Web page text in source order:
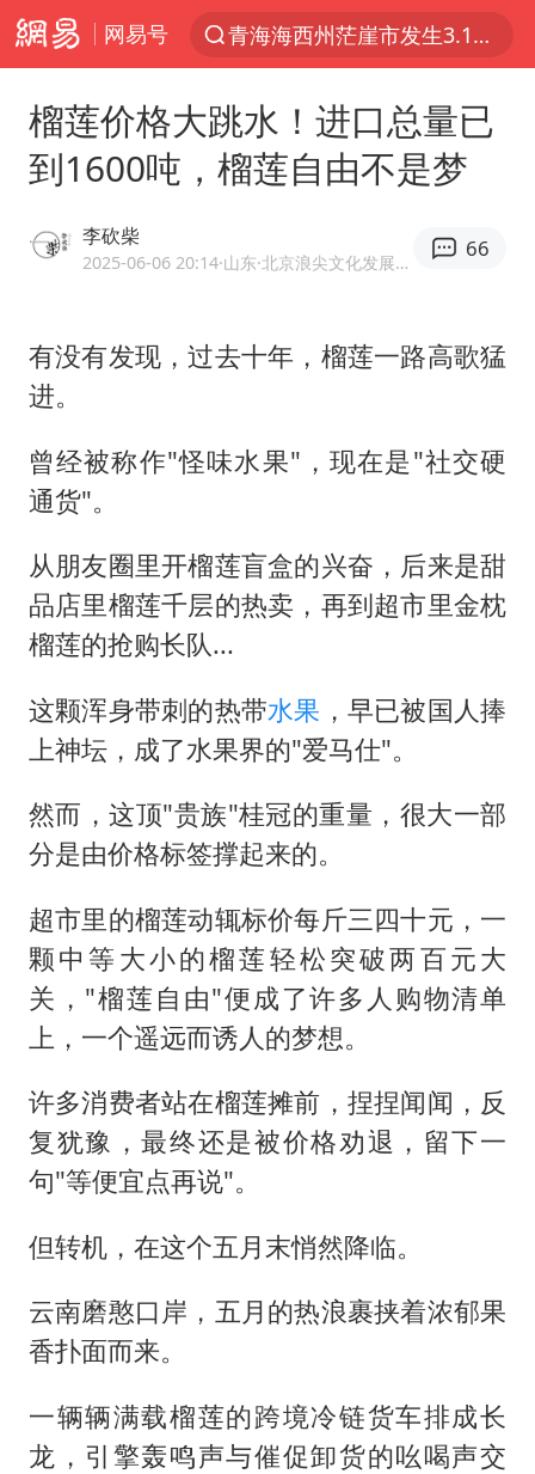
网易号
青海海西州茫崖市发生3.1级地震
我国编制完成新版全月地质图
台风白海豚登陆地点更新
台风白海豚进入48小时警戒线
24小时不关空调 电费会更低吗
村民谈“梅姨”：叫的其实是“媒姨”
法国下周开始禁止未经同意的电话营销
贵州轮胎子公司获美国退税8136万
CIA被曝已秘密设立古巴工作组
萧敬腾：不忍心让妻子承受生育的苦
奋进开新局 实干挑大梁
榴莲价格大跳水！进口总量已
到1600吨，榴莲自由不是梦
李砍柴
2025-06-06 20:14·山东 ·北京浪尖文化发展有限公司创始人兼CEO
66
有没有发现，过去十年，榴莲一路高歌猛
进。
曾经被称作"怪味水果"，现在是"社交硬
通货"。
从朋友圈里开榴莲盲盒的兴奋，后来是甜
品店里榴莲千层的热卖，再到超市里金枕
榴莲的抢购长队...
这颗浑身带刺的热带水果 ，早已被国人捧
上神坛，成了水果界的"爱马仕"。
然而，这顶"贵族"桂冠的重量，很大一部
分是由价格标签撑起来的。
超市里的榴莲动辄标价每斤三四十元，一
颗中等大小的榴莲轻松突破两百元大
关，"榴莲自由"便成了许多人购物清单
上，一个遥远而诱人的梦想。
许多消费者站在榴莲摊前，捏捏闻闻，反
复犹豫，最终还是被价格劝退，留下一
句"等便宜点再说"。
但转机，在这个五月末悄然降临。
云南磨憨口岸，五月的热浪裹挟着浓郁果
香扑面而来。
一辆辆满载榴莲的跨境冷链货车排成长
龙，引擎轰鸣声与催促卸货的吆喝声交